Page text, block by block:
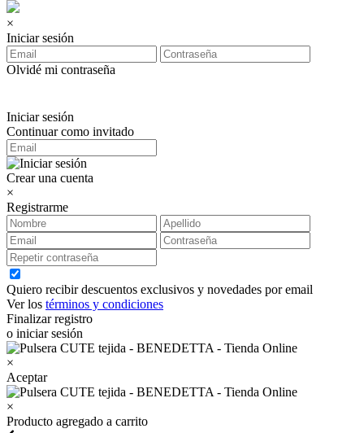
×
Iniciar sesión
Olvidé mi contraseña
Iniciar sesión
Continuar como invitado
Crear una cuenta
×
Registrarme
Quiero recibir descuentos exclusivos y novedades por email
Ver los términos y condiciones
Finalizar registro
o iniciar sesión
×
Aceptar
×
Producto agregado a carrito